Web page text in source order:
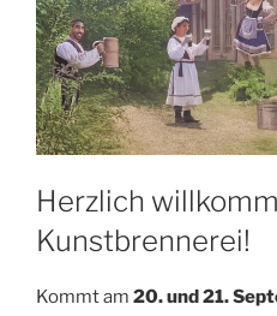
Herzlich
Kunstbrennerei!
Kommt am 20. und 21.